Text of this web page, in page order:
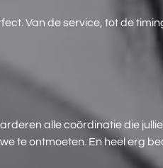
Van de service, tot de
alle coördinatie die
te ontmoeten. En heel erg